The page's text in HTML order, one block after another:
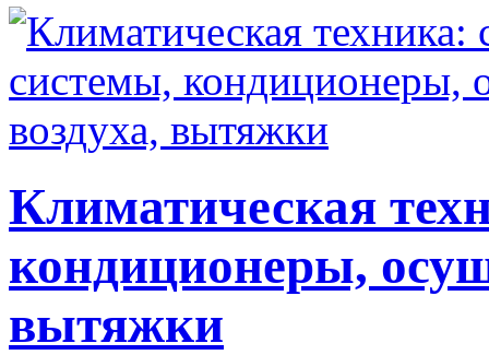
Климатическая
кондиционеры,
вытяжки